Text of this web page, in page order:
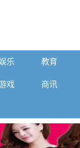
乐 教育
戏 商讯